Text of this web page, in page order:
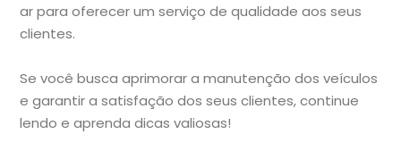
ar para oferecer um serviço de qualidade aos seus
clientes.
Se você busca aprimorar a manutenção dos veículos
e garantir a satisfação dos seus clientes, continue
lendo e aprenda dicas valiosas!